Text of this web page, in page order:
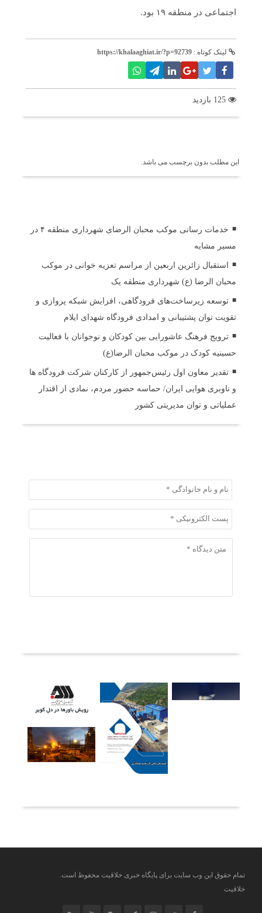
اجتماعی در منطقه ۱۹ بود.
لینک کوتاه : https://khalaaghiat.ir/?p=92739
این مطلب بدون برچسب می باشد.
خدمات رسانی موکب محبان الرضای شهرداری منطقه ۴ در
مسیر مشایه
استقبال زائرین اربعین از مراسم تعزیه خوانی در موکب
محبان الرضا (ع) شهرداری منطقه یک
توسعه زیرساخت‌های فرودگاهی، افزایش شبکه پروازی و
تقویت توان پشتیبانی و امدادی فرودگاه شهدای ایلام
ترویج فرهنگ عاشورایی بین کودکان و نوجوانان با فعالیت
حسینیه کودک در موکب محبان الرضا(ع)
تقدیر معاون اول رئیس‌جمهور از کارکنان شرکت فرودگاه ها
و ناوبری هوایی ایران/ حماسه حضور مردم، نمادی از اقتدار
عملیاتی و توان مدیریتی کشور
تمام حقوق این وب سایت برای پایگاه خبری خلاقیت محفوظ است.
خلاقیت